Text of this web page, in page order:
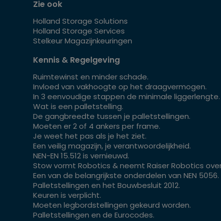
Zie ook
Holland Storage Solutions
Holland Storage Services
Stelkeur Magazijnkeuringen
Kennis & Regelgeving
Ruimtewinst en minder schade.
Invloed van vakhoogte op het draagvermogen.
In 3 eenvoudige stappen de minimale liggerlengte.
Wat is een palletstelling.
De gangbreedte tussen je palletstellingen.
Moeten er 2 of 4 ankers per frame.
Je weet het pas als je het ziet.
Een veilig magazijn, je verantwoordelijkheid.
NEN-EN 15.512 is vernieuwd.
Stow vormt Robotics & neemt Raiser Robotics
Een van de belangrijkste onderdelen van NEN 5056.
Palletstellingen en het Bouwbesluit 2012.
Keuren is verplicht.
Moeten legbordstellingen gekeurd worden.
Palletstellingen en de Eurocodes.